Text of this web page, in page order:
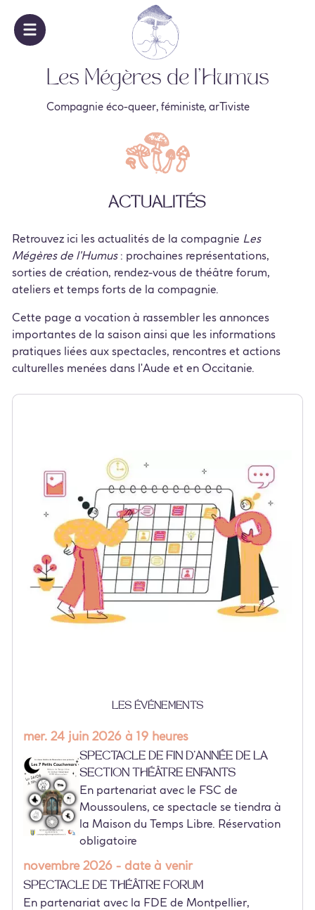
Les Mégères de l'Humus
Compagnie éco-queer, féministe, arTiviste
Actualités
Retrouvez ici les actualités de la compagnie Les
Mégères de l'Humus: prochaines représentations,
sorties de création, rendez-vous de théâtre forum,
ateliers et temps forts de la compagnie.
Cette page a vocation à rassembler les annonces
importantes de la saison ainsi que les informations
pratiques liées aux spectacles, rencontres et actions
culturelles menées dans l'Aude et en Occitanie.
Les événements
mer. 24 juin 2026 à 19 heures
Spectacle de fin d'année de la
section théâtre enfants
En partenariat avec le FSC de
Moussoulens, ce spectacle se tiendra à
la Maison du Temps Libre. Réservation
obligatoire
novembre 2026 - date à venir
Spectacle de Théâtre Forum
En partenariat avec la FDE de Montpellier,